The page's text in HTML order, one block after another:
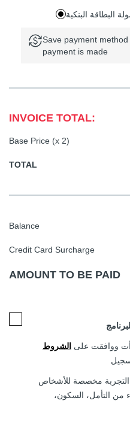
Save payment
payment is made
INVOICE TOTAL:
Base Price (x 2)
TOTAL
Balance
Credit Card Surcharge
AMOUNT TO BE PAID
ووافقت على الشروط
التجربة مخصصة للأشخاص
التأمل، السكون،